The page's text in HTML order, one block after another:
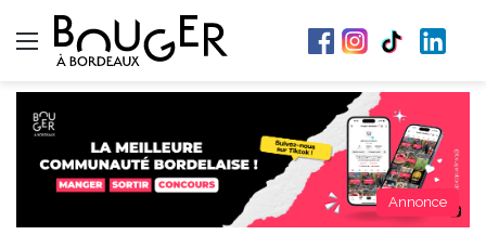
Menu
Annonce